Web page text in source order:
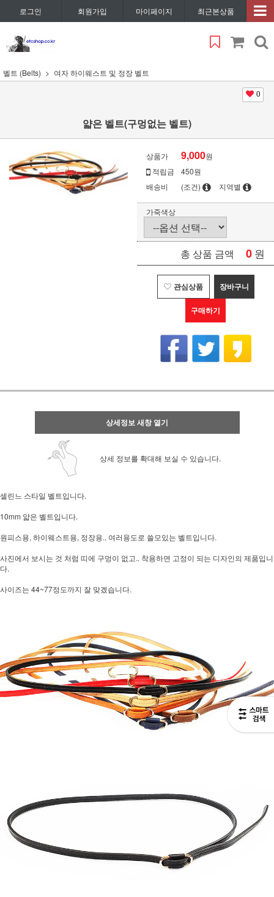
로그인 회원가입 마이페이지 최근본상품
벨트 (Belts) 여자 하이웨스트 및 정장 벨트
0
얇은 벨트(구멍없는 벨트)
상품가 9,000원
적립금
450원
배송비
(조건) 지역별
가죽색상
총 상품 금액 0 원
관심상품 장바구니
구매하기
상세정보 새창 열기
상세 정보를 확대해 보실 수 있습니다.
셀린느 스타일 벨트입니다.
10mm 얇은 벨트입니다.
원피스용, 하이웨스트용, 정장용.. 여러용도로 쓸모있는 벨트입니다.
사진에서 보시는 것 처럼 띠에 구멍이 없고.. 착용하면 고정이 되는 디자인의 제품입니
다.
사이즈는 44~77정도까지 잘 맞겠습니다.